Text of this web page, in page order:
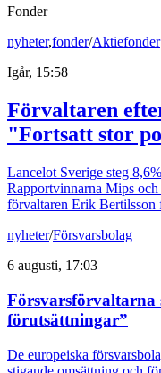
Fonder
nyheter,fonder/Aktiefonder
Igår, 15:58
Förvaltaren
"Fortsatt stor
Lancelot Sverige steg
Rapportvinnarna Mips
förvaltaren Erik Bertilsson
nyheter/Försvarsbolag
6 augusti, 17:03
Försvarsförvaltarna
förutsättningar”
De europeiska